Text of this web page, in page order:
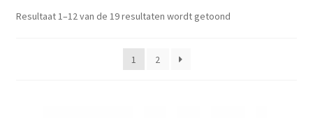
Resultaat 1–12 van de 19 resultaten wordt getoond
1 2